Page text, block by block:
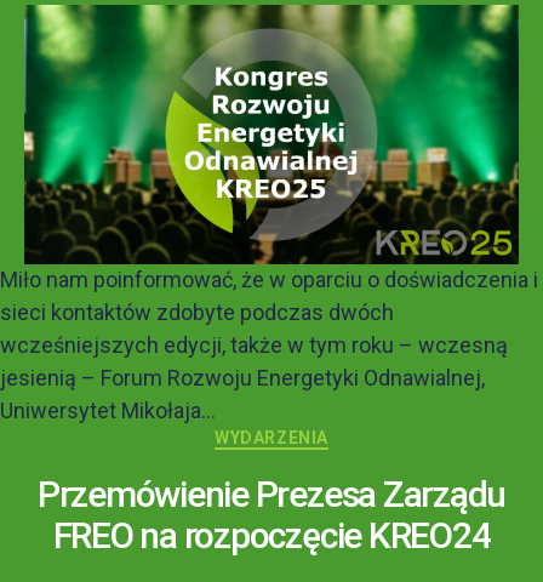
Miło nam poinformować, że w oparciu o doświadczenia i
sieci kontaktów zdobyte podczas dwóch
wcześniejszych edycji, także w tym roku – wczesną
jesienią – Forum Rozwoju Energetyki Odnawialnej,
Uniwersytet Mikołaja...
WYDARZENIA
Przemówienie Prezesa Zarządu
FREO na rozpoczęcie KREO24